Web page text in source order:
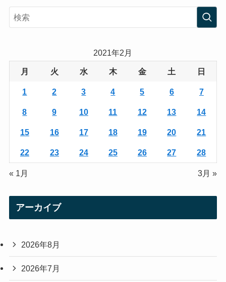
e
r
2021年2月
月 火 水 木 金 土 日
1 2 3 4 5 6 7
8 9 10 11 12 13 14
15 16 17 18 19 20 21
22 23 24 25 26 27 28
« 1月 3月 »
アーカイブ
2026年8月
2026年7月